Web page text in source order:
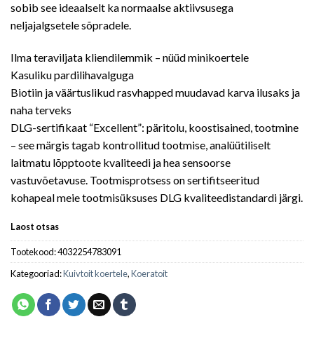
sobib see ideaalselt ka normaalse aktiivsusega
neljajalgsetele sõpradele.
Ilma teraviljata kliendilemmik – nüüd minikoertele
Kasuliku pardilihavalguga
Biotiin ja väärtuslikud rasvhapped muudavad karva ilusaks ja
naha terveks
DLG-sertifikaat “Excellent”: päritolu, koostisained, tootmine
– see märgis tagab kontrollitud tootmise, analüütiliselt
laitmatu lõpptoote kvaliteedi ja hea sensoorse
vastuvõetavuse. Tootmisprotsess on sertifitseeritud
kohapeal meie tootmisüksuses DLG kvaliteedistandardi järgi.
Laost otsas
Tootekood:4032254783091
Kategooriad:Kuivtoit koertele,Koeratoit